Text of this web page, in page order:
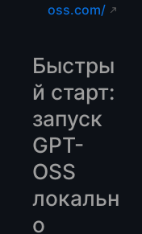
oss.com/
Быстры
й старт:
запуск
GPT-
OSS
локальн
о